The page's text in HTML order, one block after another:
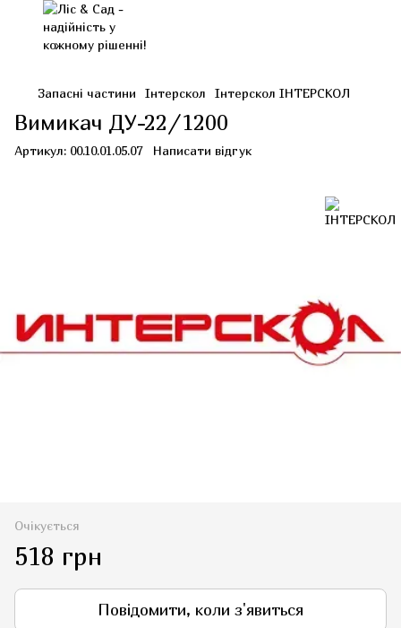
Запасні частини Інтерскол Інтерскол ІНТЕРСКОЛ
Вимикач ДУ-22/1200
Артикул: 00.10.01.05.07 Написати відгук
Очікується
518 грн
Повідомити, коли з'явиться